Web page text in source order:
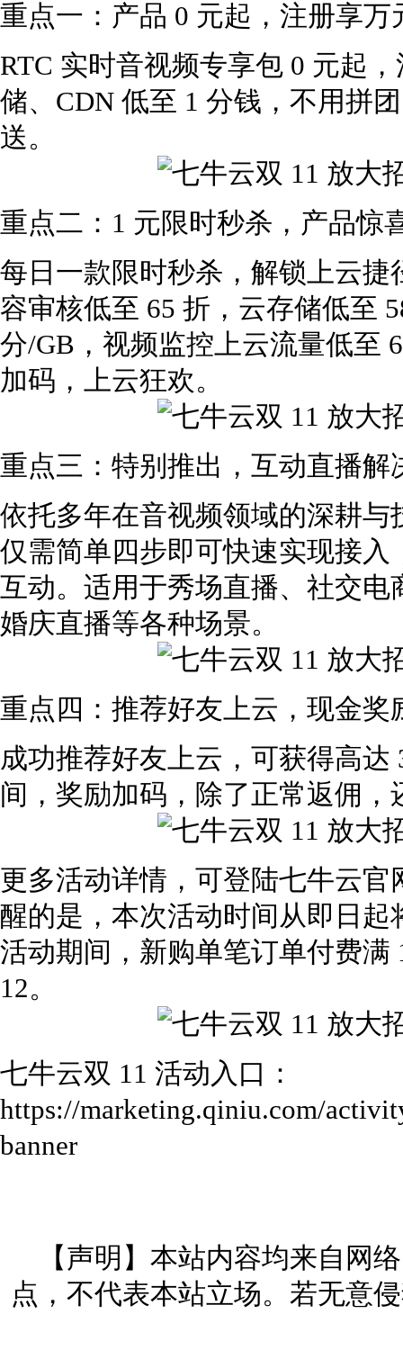
重点一：产品 0 元起，注册享万
RTC 实时音视频专享包 0 元起
储、CDN 低至 1 分钱，不用拼
送。
重点二：1 元限时秒杀，产品惊
每日一款限时秒杀，解锁上云
容审核低至 65 折，云存储低至
分/GB，视频监控上云流量低至
加码，上云狂欢。
重点三：特别推出，互动直播解
依托多年在音视频领域的深耕
仅需简单四步即可快速实现接
互动。适用于秀场直播、社交
婚庆直播等各种场景。
重点四：推荐好友上云，现金奖
成功推荐好友上云，可获得高
间，奖励加码，除了正常返佣
更多活动详情，可登陆七牛云
醒的是，本次活动时间从即日起
活动期间，新购单笔订单付费满
12。
七牛云双 11 活动入口：
https://marketing.qiniu.com/
banner
【声明】本站内容均来自网
点，不代表本站立场。若无意